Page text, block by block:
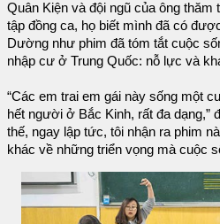
Quân Kiện và đội ngũ của ông
tập đồng ca, họ biết mình đã có
Dường như phim đã tóm tắt cuộc
nhập cư ở Trung Quốc: nỗ lực và
“Các em trai em gái này sống một
hết người ở Bắc Kinh, rất đa dạng,”
thế, ngay lập tức, tôi nhận ra phim
khác về những triển vọng mà cuộc